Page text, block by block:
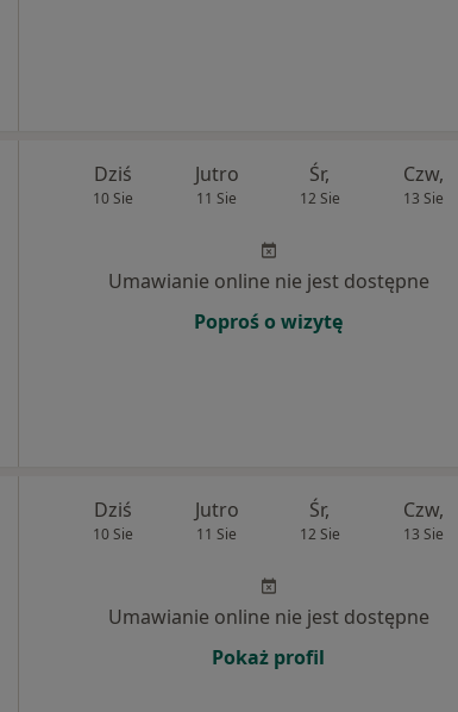
Dziś
10 Sie
Jutro
11 Sie
Śr,
12 Sie
Czw,
13 Sie
Umawianie online nie jest dostępne
Poproś o wizytę
Dziś
10 Sie
Jutro
11 Sie
Śr,
12 Sie
Czw,
13 Sie
Umawianie online nie jest dostępne
Pokaż profil